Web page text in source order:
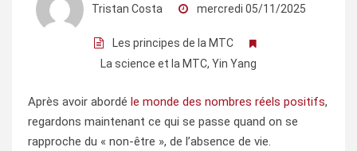
Tristan Costa mercredi 05/11/2025
Les principes de la MTC
La science et la MTC, Yin Yang
Après avoir abordé le monde des nombres réels positifs,
regardons maintenant ce qui se passe quand on se
rapproche du « non-être », de l’absence de vie.